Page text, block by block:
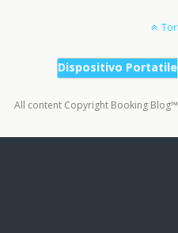
Dispositivo Portatile
All content Copyright Booking